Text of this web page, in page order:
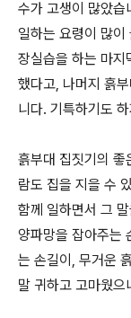
수가 고생이 많았습
일하는 요령이 많이
장실습을 하는 마지
했다고, 나머지 흙
니다. 기특하기도
흙부대 집짓기의 좋
람도 집을 지을 수
함께 일하면서 그
양파망을 잡아주는
는 손길이, 무거운
말 귀하고 고마웠으